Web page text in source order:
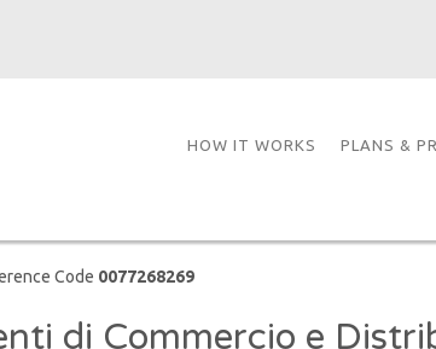
HOW IT WORKS PLANS &
Code 0077268269
di Commercio e